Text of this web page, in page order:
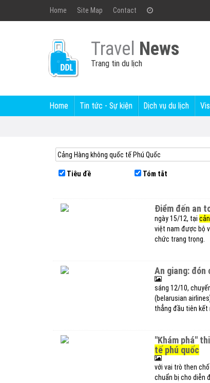
Home Site Map Contact
Travel News
Trang tin du lịch
Home Tin tức - Sự kiện Dịch vụ du lịch
Tiêu đề Tóm tắt
điểm đến an
ngày 15/12, tại
việt nam được bộ
chức trang trọng.
an giang:
sáng 12/10,
(belarusian
thẳng đầu tiên kết
"khám phá"
tế phú quốc
với vai trò then
chuẩn bị cho diễn